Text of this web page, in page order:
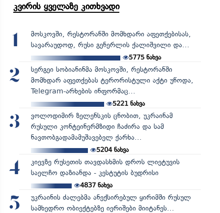
კვირის ყველაზე კითხვადი
1
მოსკოვში, რესტორანში მომხდარი აფეთქებისას,
სავარაუდოდ, რუსი გენერლის ქალიშვილი და...
5775 ნახვა
2
სერგეი სობიანინმა მოსკოვში, რესტორანში
მომხდარ აფეთქებას ტერორისტული აქტი უწოდა,
Telegram-არხების ინფორმაც...
5221ნახვა
3
ვოლოდიმირ ზელენსკის ცნობით, უკრაინამ
რუსული კონტეინერმზიდი ჩაძირა და სამ
ნავთობგადამამუშავებელ ქარხა...
5204ნახვა
4
კიევზე რუსეთის თავდასხმის დროს ლიეტუვის
საელჩო დაზიანდა - კესტუტის ბუდრისი
4837ნახვა
5
უკრაინის ძალებმა ანექსირებულ ყირიმში რუსულ
სამხედრო ობიექტებზე იერიშები მიიტანეს...